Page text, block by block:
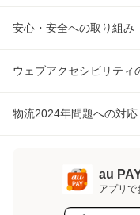
安心・安全への取り組み
ウェブアクセシビリティ
物流2024年問題への対応
au
アプリで